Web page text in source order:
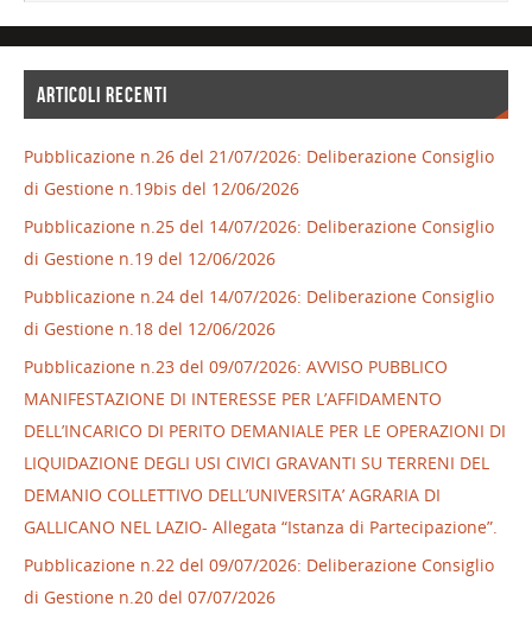
ARTICOLI RECENTI
Pubblicazione n.26 del 21/07/2026: Deliberazione Consiglio
di Gestione n.19bis del 12/06/2026
Pubblicazione n.25 del 14/07/2026: Deliberazione Consiglio
di Gestione n.19 del 12/06/2026
Pubblicazione n.24 del 14/07/2026: Deliberazione Consiglio
di Gestione n.18 del 12/06/2026
Pubblicazione n.23 del 09/07/2026: AVVISO PUBBLICO
MANIFESTAZIONE DI INTERESSE PER L’AFFIDAMENTO
DELL’INCARICO DI PERITO DEMANIALE PER LE OPERAZIONI DI
LIQUIDAZIONE DEGLI USI CIVICI GRAVANTI SU TERRENI DEL
DEMANIO COLLETTIVO DELL’UNIVERSITA’ AGRARIA DI
GALLICANO NEL LAZIO- Allegata “Istanza di Partecipazione”.
Pubblicazione n.22 del 09/07/2026: Deliberazione Consiglio
di Gestione n.20 del 07/07/2026